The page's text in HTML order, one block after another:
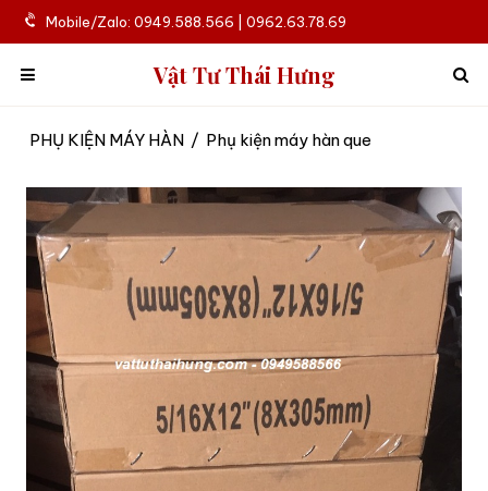
Mobile/Zalo: 0949.588.566 | 0962.63.78.69
Vật Tư Thái Hưng
PHỤ KIỆN MÁY HÀN / Phụ kiện máy hàn que